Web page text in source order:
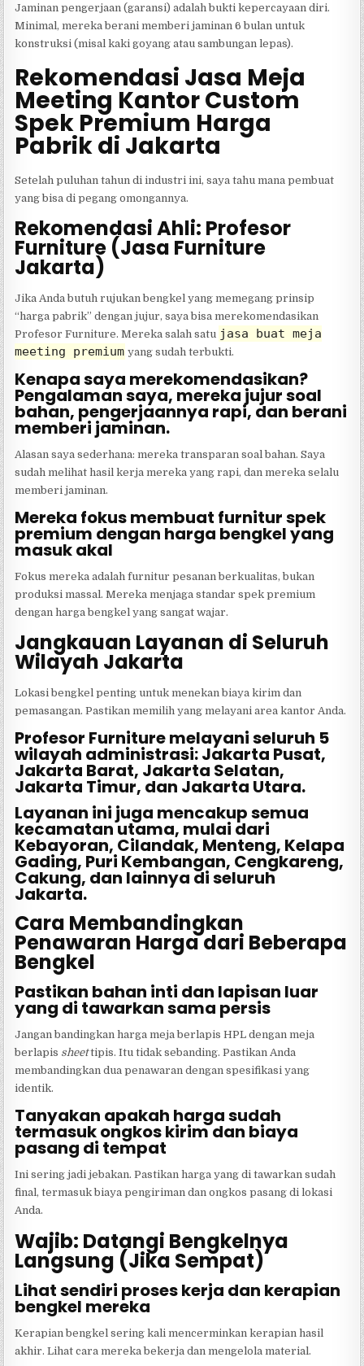
Jaminan pengerjaan (garansi) adalah bukti kepercayaan diri.
Minimal, mereka berani memberi jaminan 6 bulan untuk
konstruksi (misal kaki goyang atau sambungan lepas).
Rekomendasi Jasa Meja
Meeting Kantor Custom
Spek Premium Harga
Pabrik di Jakarta
Setelah puluhan tahun di industri ini, saya tahu mana pembuat
yang bisa di pegang omongannya.
Rekomendasi Ahli: Profesor
Furniture (Jasa Furniture
Jakarta)
Jika Anda butuh rujukan bengkel yang memegang prinsip
“harga pabrik” dengan jujur, saya bisa merekomendasikan
Profesor Furniture. Mereka salah satu jasa buat meja
meeting premium yang sudah terbukti.
Kenapa saya merekomendasikan?
Pengalaman saya, mereka jujur soal
bahan, pengerjaannya rapi, dan berani
memberi jaminan.
Alasan saya sederhana: mereka transparan soal bahan. Saya
sudah melihat hasil kerja mereka yang rapi, dan mereka selalu
memberi jaminan.
Mereka fokus membuat furnitur spek
premium dengan harga bengkel yang
masuk akal
Fokus mereka adalah furnitur pesanan berkualitas, bukan
produksi massal. Mereka menjaga standar spek premium
dengan harga bengkel yang sangat wajar.
Jangkauan Layanan di Seluruh
Wilayah Jakarta
Lokasi bengkel penting untuk menekan biaya kirim dan
pemasangan. Pastikan memilih yang melayani area kantor Anda.
Profesor Furniture melayani seluruh 5
wilayah administrasi: Jakarta Pusat,
Jakarta Barat, Jakarta Selatan,
Jakarta Timur, dan Jakarta Utara.
Layanan ini juga mencakup semua
kecamatan utama, mulai dari
Kebayoran, Cilandak, Menteng, Kelapa
Gading, Puri Kembangan, Cengkareng,
Cakung, dan lainnya di seluruh
Jakarta.
Cara Membandingkan
Penawaran Harga dari Beberapa
Bengkel
Pastikan bahan inti dan lapisan luar
yang di tawarkan sama persis
Jangan bandingkan harga meja berlapis HPL dengan meja
berlapis sheettipis. Itu tidak sebanding. Pastikan Anda
membandingkan dua penawaran dengan spesifikasi yang
identik.
Tanyakan apakah harga sudah
termasuk ongkos kirim dan biaya
pasang di tempat
Ini sering jadi jebakan. Pastikan harga yang di tawarkan sudah
final, termasuk biaya pengiriman dan ongkos pasang di lokasi
Anda.
Wajib: Datangi Bengkelnya
Langsung (Jika Sempat)
Lihat sendiri proses kerja dan kerapian
bengkel mereka
Kerapian bengkel sering kali mencerminkan kerapian hasil
akhir. Lihat cara mereka bekerja dan mengelola material.